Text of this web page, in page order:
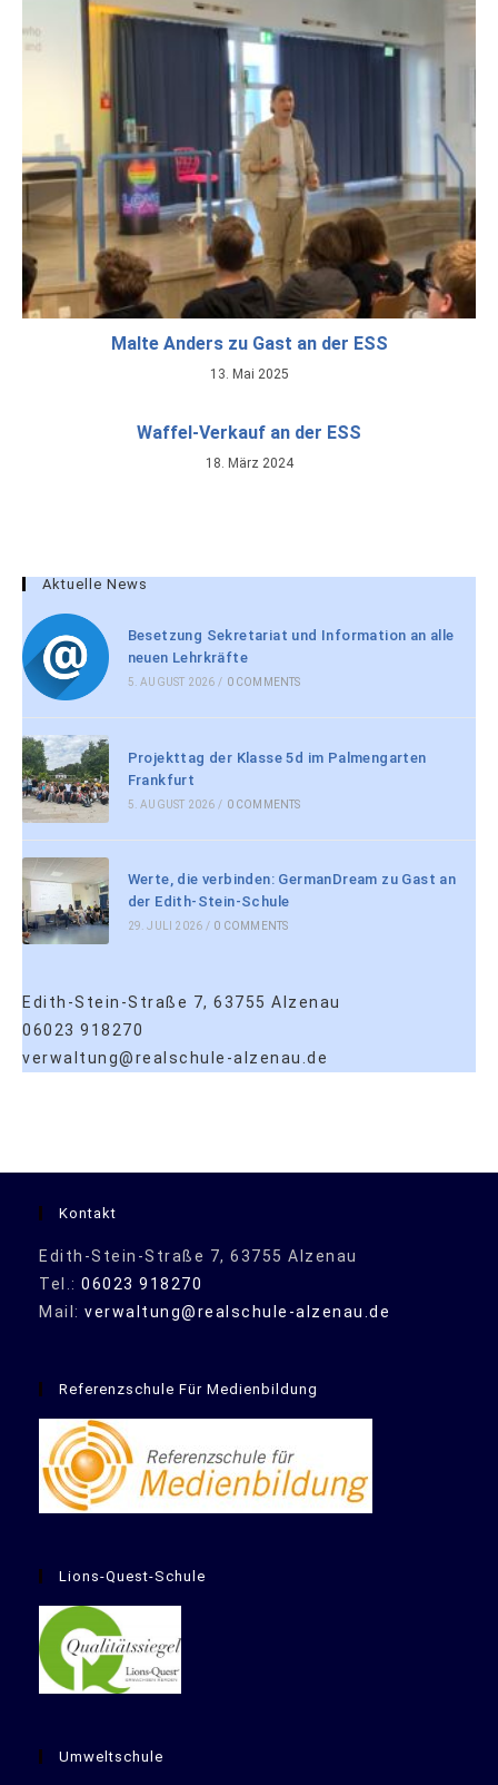
Malte Anders zu Gast an der ESS
13. Mai 2025
Waffel-Verkauf an der ESS
18. März 2024
Aktuelle News
Besetzung Sekretariat und Information an alle
neuen Lehrkräfte
5. AUGUST 2026 / 0 COMMENTS
Projekttag der Klasse 5d im Palmengarten
Frankfurt
5. AUGUST 2026 / 0 COMMENTS
Werte, die verbinden: GermanDream zu Gast an
der Edith-Stein-Schule
29. JULI 2026 / 0 COMMENTS
Edith-Stein-Straße 7, 63755 Alzenau
06023 918270
verwaltung@realschule-alzenau.de
Kontakt
Edith-Stein-Straße 7, 63755 Alzenau
Tel.: 06023 918270
Mail: verwaltung@realschule-alzenau.de
Referenzschule Für Medienbildung
Lions-Quest-Schule
Umweltschule